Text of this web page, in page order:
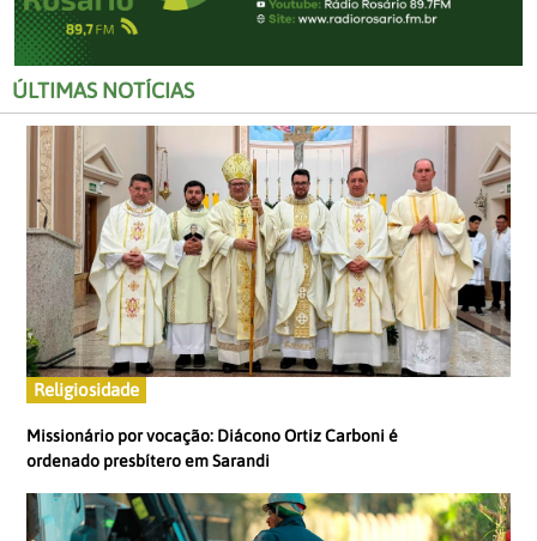
ÚLTIMAS NOTÍCIAS
Religiosidade
Missionário por vocação: Diácono Ortiz Carboni é
ordenado presbítero em Sarandi